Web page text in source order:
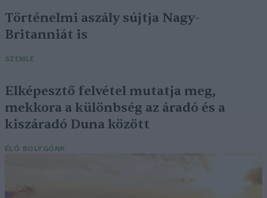
Történelmi aszály sújtja Nagy-
Britanniát is
SZEMLE
Elképesztő felvétel mutatja meg,
mekkora a különbség az áradó és a
kiszáradó Duna között
ÉLŐ BOLYGÓNK